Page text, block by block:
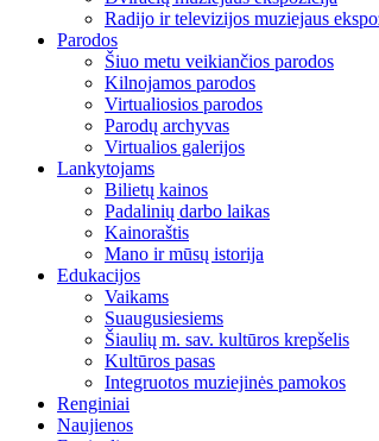
Radijo ir televizijos muziejaus
Parodos
Šiuo metu veikiančios parodos
Kilnojamos parodos
Virtualiosios parodos
Parodų archyvas
Virtualios galerijos
Lankytojams
Bilietų kainos
Padalinių darbo laikas
Kainoraštis
Mano ir mūsų istorija
Edukacijos
Vaikams
Suaugusiesiems
Šiaulių m. sav. kultūros krepšelis
Kultūros pasas
Integruotos muziejinės pamokos
Renginiai
Naujienos